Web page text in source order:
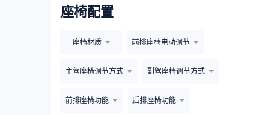
座椅配置
座椅材质 前排座椅电动调节
主驾座椅调节方式 副驾座椅调节方式
前排座椅功能 后排座椅功能